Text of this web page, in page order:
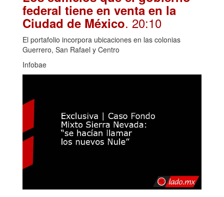
federal tiene en venta en la
Ciudad de México. 20:10
El portafolio incorpora ubicaciones en las colonias
Guerrero, San Rafael y Centro
Infobae